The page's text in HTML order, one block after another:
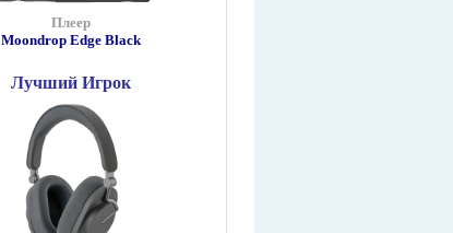
Плеер
Moondrop Edge Black
Лучший Игрок